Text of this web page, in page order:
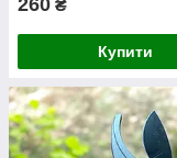
260 ₴
Купити